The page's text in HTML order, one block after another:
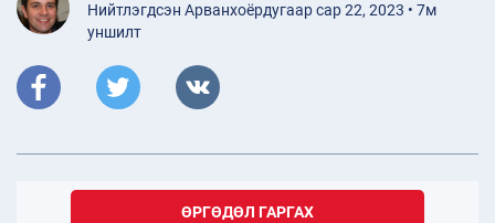
Нийтлэгдсэн Арванхоёрдугаар сар 22, 2023 • 7м
уншилт
ӨРГӨДӨЛ ГАРГАХ